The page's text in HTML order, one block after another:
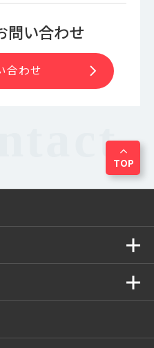
問い合わせ
合わせ chevron_right
expand_less
TOP